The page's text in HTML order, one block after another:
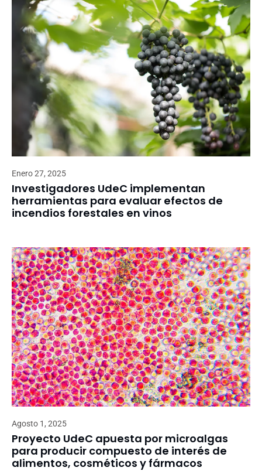
Enero 27, 2025
Investigadores UdeC implementan
herramientas para evaluar efectos de
incendios forestales en vinos
Agosto 1, 2025
Proyecto UdeC apuesta por microalgas
para producir compuesto de interés de
alimentos, cosméticos y fármacos